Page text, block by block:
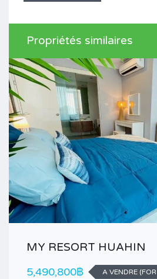
Propriétés similaires
MY RESORT HUAHIN
5,490,800฿
A VENDRE